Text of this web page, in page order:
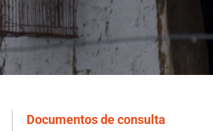
Documentos de consulta